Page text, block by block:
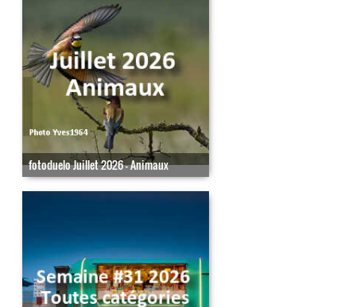
fotoduelo Juillet 2026 - Animaux